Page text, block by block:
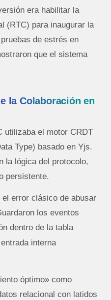
era habilitar la
(RTC) para inaugurar la
de estrés en
que el sistema
la Colaboración en
utilizaba el motor CRDT
Type) basado en Yjs.
la lógica del protocolo,
persistente.
el error clásico de abusar
los eventos
dentro de la tabla
interna
óptimo» como
relacional con latidos